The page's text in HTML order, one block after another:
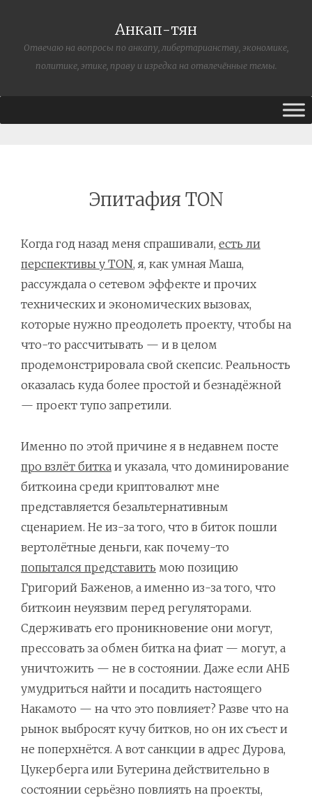
Анкап-тян
Отвечаю на вопросы по анкапу, либертарианству, экономике,
политике, этике, праву и изредка на отвлечённые темы.
Эпитафия TON
Когда год назад меня спрашивали, есть ли
перспективы у TON, я, как умная Маша,
рассуждала о сетевом эффекте и прочих
технических и экономических вызовах,
которые нужно преодолеть проекту, чтобы на
что-то рассчитывать — и в целом
продемонстрировала свой скепсис. Реальность
оказалась куда более простой и безнадёжной
— проект тупо запретили.
Именно по этой причине я в недавнем посте
про взлёт битка и указала, что доминирование
биткоина среди криптовалют мне
представляется безальтернативным
сценарием. Не из-за того, что в биток пошли
вертолётные деньги, как почему-то
попытался представить мою позицию
Григорий Баженов, а именно из-за того, что
биткоин неуязвим перед регуляторами.
Сдерживать его проникновение они могут,
прессовать за обмен битка на фиат — могут, а
уничтожить — не в состоянии. Даже если АНБ
умудриться найти и посадить настоящего
Накамото — на что это повлияет? Разве что на
рынок выбросят кучу битков, но он их съест и
не поперхнётся. А вот санкции в адрес Дурова,
Цукерберга или Бутерина действительно в
состоянии серьёзно повлиять на проекты,